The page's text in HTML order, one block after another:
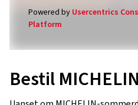
Powered by Usercentrics
Platform
Bestil
Uanset om MICHELIN-